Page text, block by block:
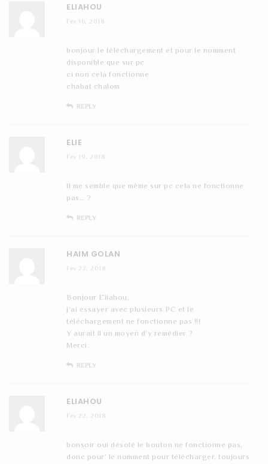
ELIAHOU
Fév 16, 2018
bonjour le téléchargement et pour le nomment
disponible que sur pc
ci non cela fonctionne
chabat chalom
REPLY
ELIE
Fév 19, 2018
Il me semble que même sur pc cela ne fonctionne
pas… ?
REPLY
HAIM GOLAN
Fév 22, 2018
Bonjour Eliahou,
j’ai essayer avec plusieurs PC et le
téléchargement ne fonctionne pas !!!
Y aurait il un moyen d’y remédier ?
Merci.
REPLY
ELIAHOU
Fév 22, 2018
bonsoir oui désolé le bouton ne fonctionne pas,
donc pour’ le nomment pour télécharger, toujours